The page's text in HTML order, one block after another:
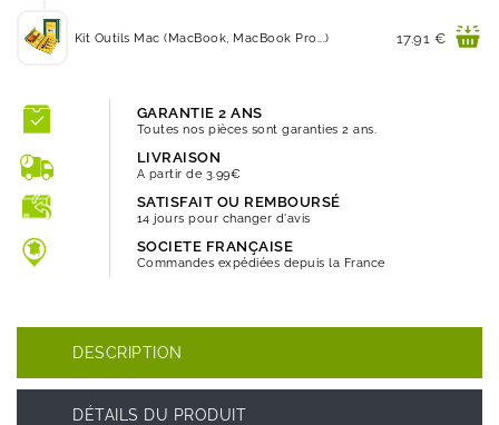
Kit Outils Mac (MacBook, MacBook Pro...) Prix
17.91 €
GARANTIE 2 ANS
Toutes nos pièces sont garanties 2 ans.
LIVRAISON
A partir de 3.99€
SATISFAIT OU REMBOURSÉ
14 jours pour changer d'avis
SOCIETE FRANÇAISE
Commandes expédiées depuis la France
DESCRIPTION
DÉTAILS DU PRODUIT